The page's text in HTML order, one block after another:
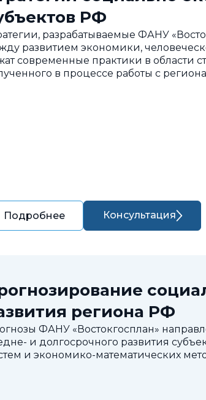
РФ
разрабатываемые ФАНУ
развитием экономики,
современные практики в области
в процессе работы с
Подробнее Консультация
региона РФ
ФАНУ «Востокгосплан»
и долгосрочного развития
и экономико-математических